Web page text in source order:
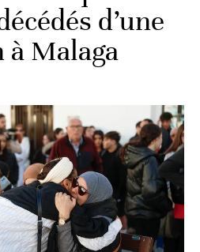
d’une
Malaga